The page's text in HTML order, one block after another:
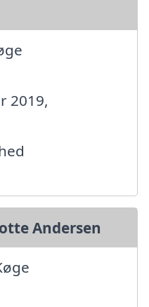
2019,
Andersen